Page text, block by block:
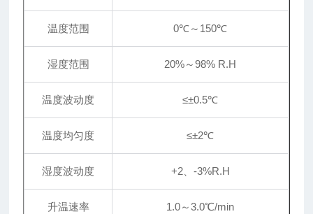
温度范围 0℃～150℃
湿度范围 20%～98% R.H
温度波动度 ≤±0.5℃
温度均匀度 ≤±2℃
湿度波动度 +2、-3%R.H
升温速率 1.0～3.0℃/min